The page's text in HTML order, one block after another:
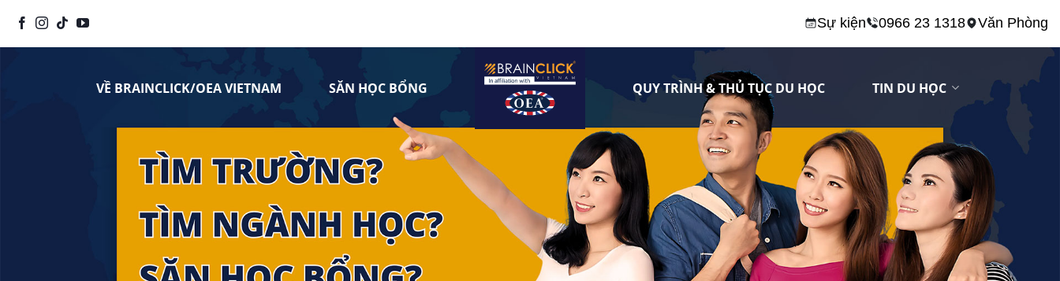
đến
nội
Sự kiện 0966 23 1318 Văn Phòng
VỀ BRAINCLICK/OEA VIETNAM SĂN HỌC BỔNG QUY TRÌNH & THỦ TỤC DU HỌC TIN DU HỌC